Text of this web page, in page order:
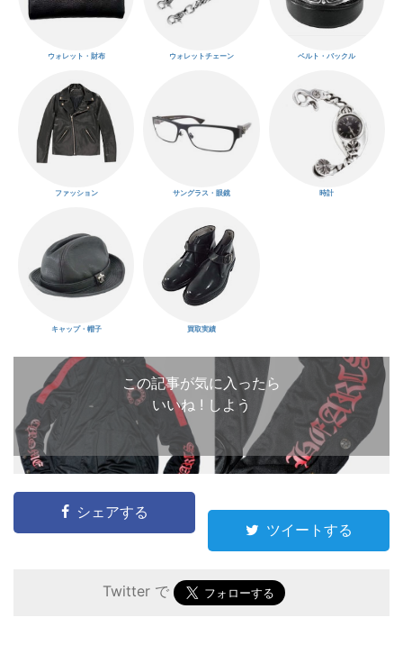
ウォレット・財布 ウォレットチェーン ベルト・バックル
ファッション サングラス・眼鏡 時計
キャップ・帽子 買取実績
この記事が気に入ったら
いいね ! しよう
シェアする
ツイートする
Twitter で